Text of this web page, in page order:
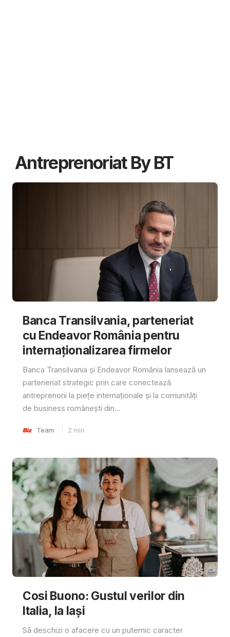
Antreprenoriat By BT
Banca Transilvania, parteneriat
cu Endeavor România pentru
internaționalizarea firmelor
Banca Transilvania și Endeavor România lansează un
parteneriat strategic prin care conectează
antreprenorii la piețe internaționale și la comunități
de business românești din...
Team 2 min
Cosi Buono: Gustul verilor din
Italia, la Iași
Să deschizi o afacere cu un puternic caracter